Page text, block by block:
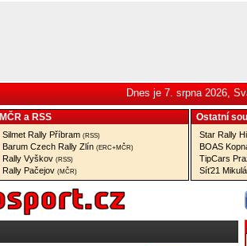
Dnes je 7. srpna 2026,
MČR a RSS
Silmet Rally Příbram (RSS)
Barum Czech Rally Zlín (ERC+MČR)
Rally Vyškov (RSS)
Rally Pačejov (MČR)
Ostatní­
Star Rally
BOAS
TipCars
Síť21